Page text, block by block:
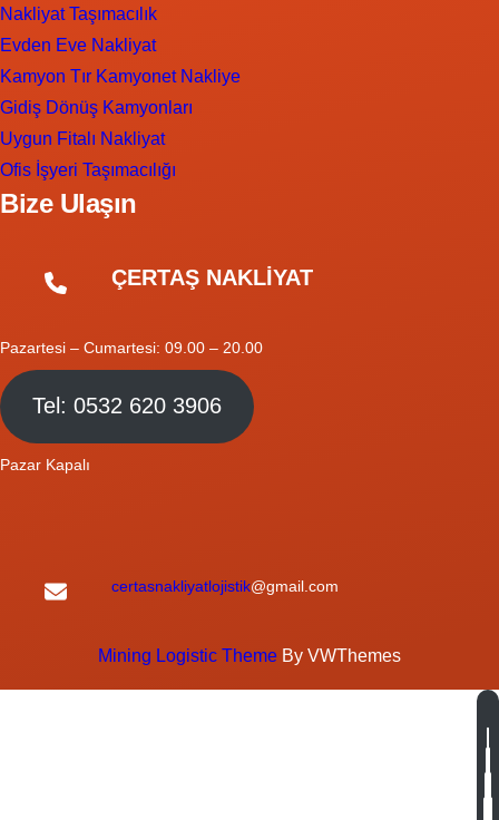
Nakliyat Taşımacılık
Evden Eve Nakliyat
Kamyon Tır Kamyonet Nakliye
Gidiş Dönüş Kamyonları
Uygun Fitalı Nakliyat
Ofis İşyeri Taşımacılığı
Bize Ulaşın
ÇERTAŞ NAKLİYAT
Pazartesi – Cumartesi: 09.00 – 20.00
Tel: 0532 620 3906
Pazar Kapalı
certasnakliyatlojistik@gmail.com
Mining Logistic Theme By VWThemes